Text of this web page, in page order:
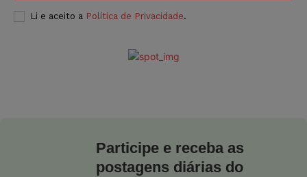
Li e aceito a Política de Privacidade.
Participe e receba as
postagens diárias do